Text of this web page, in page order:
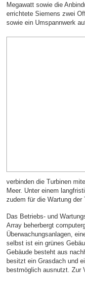
Megawatt sowie die
errichtete Siemens zwei
sowie ein Umspannwerk
verbinden die Turbinen
Meer. Unter einem
zudem für die Wartung der
Das Betriebs- und
Array beherbergt
Überwachungsanlagen,
selbst ist ein grünes
Gebäude besteht aus
besitzt ein Grasdach und
bestmöglich ausnutzt. Zur